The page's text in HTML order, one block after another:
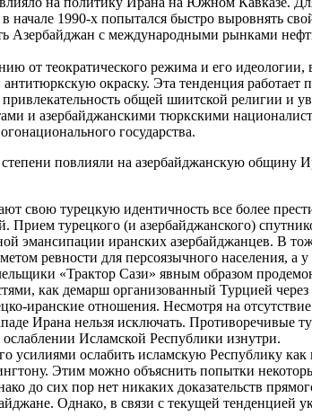
начале 1990-х попытался быстро выровнять
Азербайджан с международными рынками
от теократического режима и его
окраску. Эта тенденция
общей шиитской религии и
и азербайджанскими тюркскими
государства.
повлияли на азербайджанскую общину
свою турецкую идентичность все более
турецкого (и азербайджанского)
эмансипации иранских азербайджанцев. В
ревности для персоязычного населения, а
«Трактор Сази» явным образом
как демарш организованный Турцией
иранские отношения. Несмотря на
Ирана нельзя исключать. Противоречивые
Исламской Республики изнутри.
ослабить исламскую Республику
Этим можно объяснить попытки
до сих пор нет никаких доказательств
Однако, в связи с текущей тенденцией